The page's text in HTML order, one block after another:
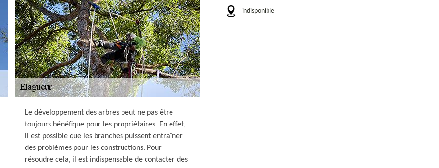
Le développement des arbres peut ne pas être
toujours bénéfique pour les propriétaires. En effet,
il est possible que les branches puissent entraîner
des problèmes pour les constructions. Pour
résoudre cela, il est indispensable de contacter des
indisponible